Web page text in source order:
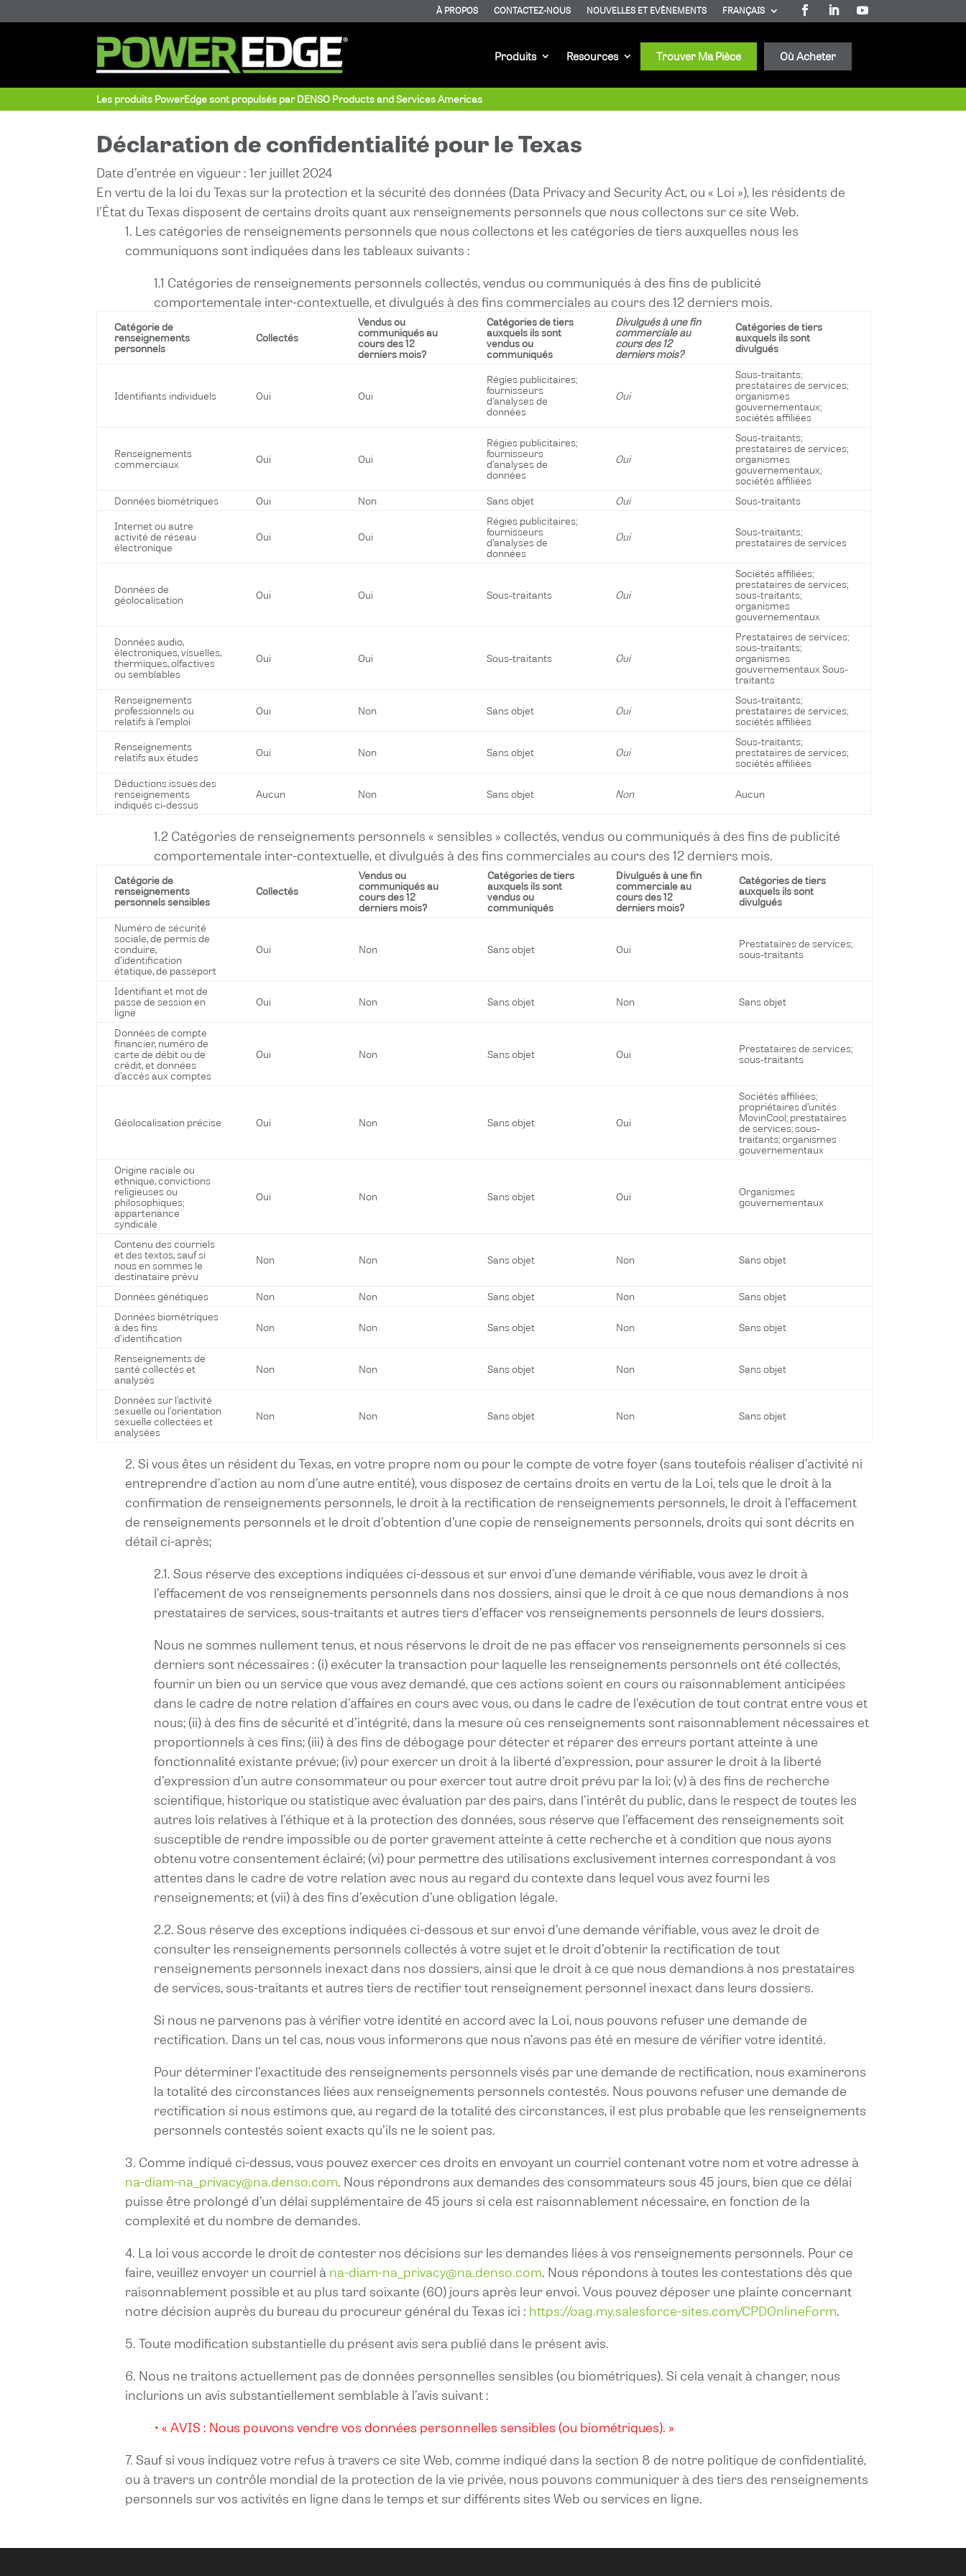
À PROPOS CONTACTEZ-NOUS NOUVELLES ET EVÈNEMENTS FRANÇAIS
Produits Resources Trouver Ma Pièce Où Acheter
Les produits PowerEdge sont propulsés par DENSO Products and Services Americas
Déclaration de confidentialité pour le Texas
Date d’entrée en vigueur : 1er juillet 2024
En vertu de la loi du Texas sur la protection et la sécurité des données (Data Privacy and Security Act, ou « Loi »), les résidents de
l’État du Texas disposent de certains droits quant aux renseignements personnels que nous collectons sur ce site Web.
1. Les catégories de renseignements personnels que nous collectons et les catégories de tiers auxquelles nous les
communiquons sont indiquées dans les tableaux suivants :
1.1 Catégories de renseignements personnels collectés, vendus ou communiqués à des fins de publicité
comportementale inter-contextuelle, et divulgués à des fins commerciales au cours des 12 derniers mois.
Catégorie de
renseignements
personnels
Collectés
Vendus ou
communiqués au
cours des 12
derniers mois?
Catégories de tiers
auxquels ils sont
vendus ou
communiqués
Divulgués à une fin
commerciale au
cours des 12
derniers mois?
Catégories de tiers
auxquels ils sont
divulgués
Identifiants individuels Oui Oui
Régies publicitaires;
fournisseurs
d’analyses de
données
Oui
Sous-traitants;
prestataires de services;
organismes
gouvernementaux;
sociétés affiliées
Renseignements
commerciaux Oui Oui
Régies publicitaires;
fournisseurs
d’analyses de
données
Oui
Sous-traitants;
prestataires de services;
organismes
gouvernementaux;
sociétés affiliées
Données biométriques
Oui Non Sans objet Oui
Sous-traitants
Internet ou autre
activité de réseau
électronique
Oui Oui
Régies publicitaires;
fournisseurs
d’analyses de
données
Oui Sous-traitants;
prestataires de services
Données de
géolocalisation Oui Oui Sous-traitants Oui
Sociétés affiliées;
prestataires de services;
sous-traitants;
organismes
gouvernementaux
Données audio,
électroniques, visuelles,
thermiques, olfactives
ou semblables
Oui Oui Sous-traitants Oui
Prestataires de services;
sous-traitants;
organismes
gouvernementaux Sous-
traitants
Renseignements
professionnels ou
relatifs à l’emploi
Oui Non Sans objet Oui
Sous-traitants;
prestataires de services;
sociétés affiliées
Renseignements
relatifs aux études Oui Non Sans objet Oui
Sous-traitants;
prestataires de services;
sociétés affiliées
Déductions issues des
renseignements
indiqués ci-dessus
Aucun Non Sans objet Non Aucun
1.2 Catégories de renseignements personnels « sensibles » collectés, vendus ou communiqués à des fins de publicité
comportementale inter-contextuelle, et divulgués à des fins commerciales au cours des 12 derniers mois.
Catégorie de
renseignements
personnels sensibles
Collectés
Vendus ou
communiqués au
cours des 12
derniers mois?
Catégories de tiers
auxquels ils sont
vendus ou
communiqués
Divulgués à une fin
commerciale au
cours des 12
derniers mois?
Catégories de tiers
auxquels ils sont
divulgués
Numéro de sécurité
sociale, de permis de
conduire,
d’identification
étatique, de passeport
Oui Non Sans objet Oui Prestataires de services;
sous-traitants
Identifiant et mot de
passe de session en
ligne
Oui Non Sans objet Non Sans objet
Données de compte
financier, numéro de
carte de débit ou de
crédit, et données
d’accès aux comptes
Oui Non Sans objet Oui Prestataires de services;
sous-traitants
Géolocalisation précise Oui Non Sans objet Oui
Sociétés affiliées;
propriétaires d’unités
MovinCool; prestataires
de services; sous-
traitants; organismes
gouvernementaux
Origine raciale ou
ethnique, convictions
religieuses ou
philosophiques;
appartenance
syndicale
Oui Non Sans objet Oui Organismes
gouvernementaux
Contenu des courriels
et des textos, sauf si
nous en sommes le
destinataire prévu
Non Non Sans objet Non Sans objet
Données génétiques Non Non Sans objet Non
Sans objet
Données biométriques
à des fins
d’identification
Non Non Sans objet Non Sans objet
Renseignements de
santé collectés et
analysés
Non Non Sans objet Non Sans objet
Données sur l’activité
sexuelle ou l’orientation
sexuelle collectées et
analysées
Non Non Sans objet Non Sans objet
2. Si vous êtes un résident du Texas, en votre propre nom ou pour le compte de votre foyer (sans toutefois réaliser d’activité ni
entreprendre d’action au nom d’une autre entité), vous disposez de certains droits en vertu de la Loi, tels que le droit à la
confirmation de renseignements personnels, le droit à la rectification de renseignements personnels, le droit à l’effacement
de renseignements personnels et le droit d’obtention d’une copie de renseignements personnels, droits qui sont décrits en
détail ci-après;
2.1. Sous réserve des exceptions indiquées ci-dessous et sur envoi d’une demande vérifiable, vous avez le droit à
l’effacement de vos renseignements personnels dans nos dossiers, ainsi que le droit à ce que nous demandions à nos
prestataires de services, sous-traitants et autres tiers d’effacer vos renseignements personnels de leurs dossiers.
Nous ne sommes nullement tenus, et nous réservons le droit de ne pas effacer vos renseignements personnels si ces
derniers sont nécessaires : (i) exécuter la transaction pour laquelle les renseignements personnels ont été collectés,
fournir un bien ou un service que vous avez demandé, que ces actions soient en cours ou raisonnablement anticipées
dans le cadre de notre relation d’affaires en cours avec vous, ou dans le cadre de l’exécution de tout contrat entre vous et
nous; (ii) à des fins de sécurité et d’intégrité, dans la mesure où ces renseignements sont raisonnablement nécessaires et
proportionnels à ces fins; (iii) à des fins de débogage pour détecter et réparer des erreurs portant atteinte à une
fonctionnalité existante prévue; (iv) pour exercer un droit à la liberté d’expression, pour assurer le droit à la liberté
d’expression d’un autre consommateur ou pour exercer tout autre droit prévu par la loi; (v) à des fins de recherche
scientifique, historique ou statistique avec évaluation par des pairs, dans l’intérêt du public, dans le respect de toutes les
autres lois relatives à l’éthique et à la protection des données, sous réserve que l’effacement des renseignements soit
susceptible de rendre impossible ou de porter gravement atteinte à cette recherche et à condition que nous ayons
obtenu votre consentement éclairé; (vi) pour permettre des utilisations exclusivement internes correspondant à vos
attentes dans le cadre de votre relation avec nous au regard du contexte dans lequel vous avez fourni les
renseignements; et (vii) à des fins d’exécution d’une obligation légale.
2.2. Sous réserve des exceptions indiquées ci-dessous et sur envoi d’une demande vérifiable, vous avez le droit de
consulter les renseignements personnels collectés à votre sujet et le droit d’obtenir la rectification de tout
renseignements personnels inexact dans nos dossiers, ainsi que le droit à ce que nous demandions à nos prestataires
de services, sous-traitants et autres tiers de rectifier tout renseignement personnel inexact dans leurs dossiers.
Si nous ne parvenons pas à vérifier votre identité en accord avec la Loi, nous pouvons refuser une demande de
rectification. Dans un tel cas, nous vous informerons que nous n’avons pas été en mesure de vérifier votre identité.
Pour déterminer l’exactitude des renseignements personnels visés par une demande de rectification, nous examinerons
la totalité des circonstances liées aux renseignements personnels contestés. Nous pouvons refuser une demande de
rectification si nous estimons que, au regard de la totalité des circonstances, il est plus probable que les renseignements
personnels contestés soient exacts qu’ils ne le soient pas.
3. Comme indiqué ci-dessus, vous pouvez exercer ces droits en envoyant un courriel contenant votre nom et votre adresse à
na-diam-na_privacy@na.denso.com. Nous répondrons aux demandes des consommateurs sous 45 jours, bien que ce délai
puisse être prolongé d’un délai supplémentaire de 45 jours si cela est raisonnablement nécessaire, en fonction de la
complexité et du nombre de demandes.
4. La loi vous accorde le droit de contester nos décisions sur les demandes liées à vos renseignements personnels. Pour ce
faire, veuillez envoyer un courriel à na-diam-na_privacy@na.denso.com. Nous répondons à toutes les contestations dès que
raisonnablement possible et au plus tard soixante (60) jours après leur envoi. Vous pouvez déposer une plainte concernant
notre décision auprès du bureau du procureur général du Texas ici : https://oag.my.salesforce-sites.com/CPDOnlineForm.
5. Toute modification substantielle du présent avis sera publié dans le présent avis.
6. Nous ne traitons actuellement pas de données personnelles sensibles (ou biométriques). Si cela venait à changer, nous
inclurions un avis substantiellement semblable à l’avis suivant :
• « AVIS : Nous pouvons vendre vos données personnelles sensibles (ou biométriques). »
7. Sauf si vous indiquez votre refus à travers ce site Web, comme indiqué dans la section 8 de notre politique de confidentialité,
ou à travers un contrôle mondial de la protection de la vie privée, nous pouvons communiquer à des tiers des renseignements
personnels sur vos activités en ligne dans le temps et sur différents sites Web ou services en ligne.